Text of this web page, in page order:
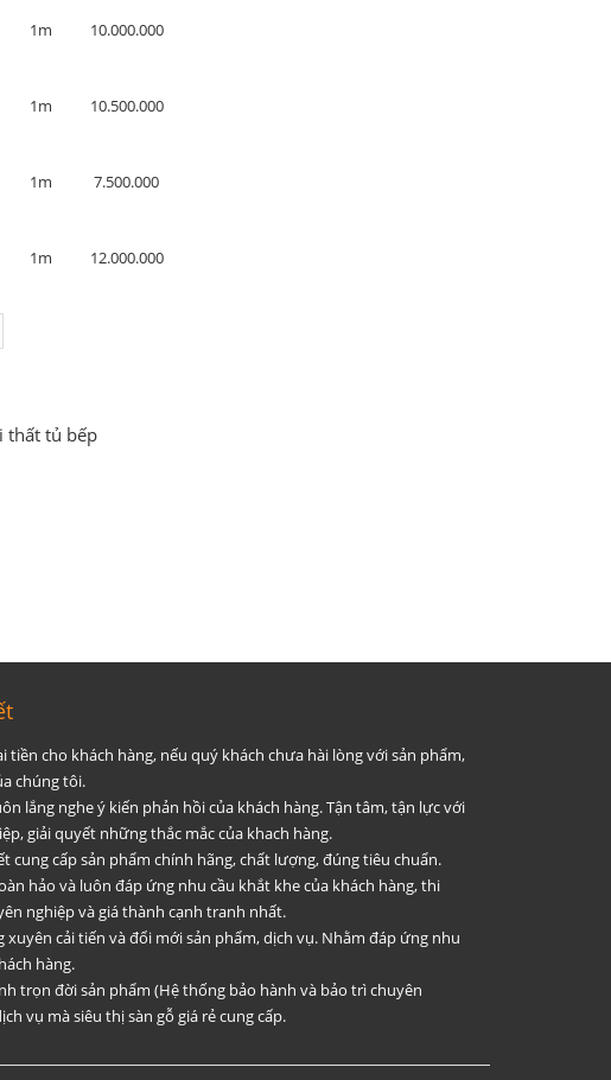
1m 10.000.000
1m 10.500.000
1m 7.500.000
1m 12.000.000
thất tủ bếp
tiền cho khách hàng, nếu quý khách chưa hài lòng với sản phẩm,
chúng tôi.
lắng nghe ý kiến phản hồi của khách hàng. Tận tâm, tận lực với
giải quyết những thắc mắc của khach hàng.
cung cấp sản phẩm chính hãng, chất lượng, đúng tiêu chuẩn.
hảo và luôn đáp ứng nhu cầu khắt khe của khách hàng, thi
nghiệp và giá thành cạnh tranh nhất.
xuyên cải tiến và đổi mới sản phẩm, dịch vụ. Nhằm đáp ứng nhu
hàng.
trọn đời sản phẩm (Hệ thống bảo hành và bảo trì chuyên
vụ mà siêu thị sàn gỗ giá rẻ cung cấp.